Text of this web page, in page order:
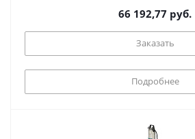
66 192,77 руб.
Заказать
Подробнее